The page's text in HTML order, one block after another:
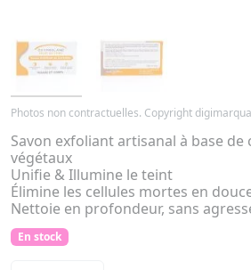
Photos non contractuelles. Copyright
Savon exfoliant artisanal à base
végétaux
Unifie & Illumine le teint
Élimine les cellules mortes en
Nettoie en profondeur, sans
En stock